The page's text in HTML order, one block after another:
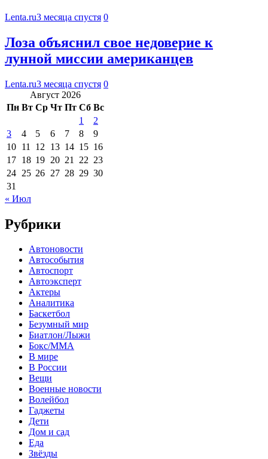
Lenta.ru3 месяца спустя 0
Лоза объяснил свое недоверие к
лунной миссии американцев
Lenta.ru3 месяца спустя 0
Август 2026
Пн Вт Ср Чт Пт Сб Вс
1
2
3
4 5 6 7 8
9
10 11 12 13 14 15 16
17 18 19 20 21 22 23
24 25 26 27 28 29 30
31
« Июл
Рубрики
Автоновости
Автособытия
Автоспорт
Автоэксперт
Актеры
Аналитика
Баскетбол
Безумный мир
Биатлон/Лыжи
Бокс/MMA
В мире
В России
Вещи
Военные новости
Волейбол
Гаджеты
Дети
Дом и сад
Еда
Звёзды